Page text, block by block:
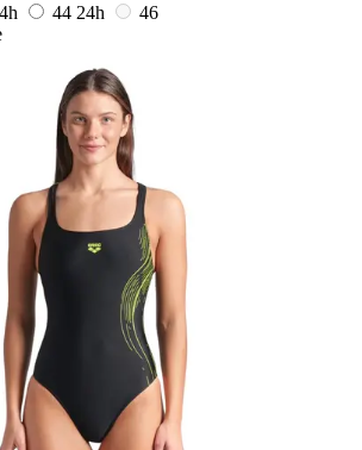
44 24h
46